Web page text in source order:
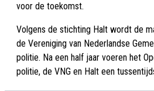
voor de toekomst.
Volgens de stichting Halt wordt de
de Vereniging van Nederlandse
politie. Na een half jaar voeren het
politie, de VNG en Halt een